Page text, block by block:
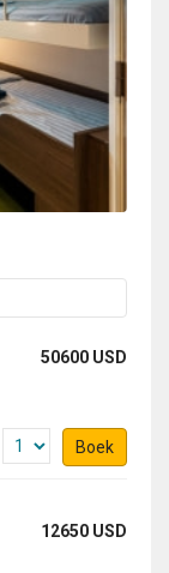
50600 USD
Boek
12650 USD